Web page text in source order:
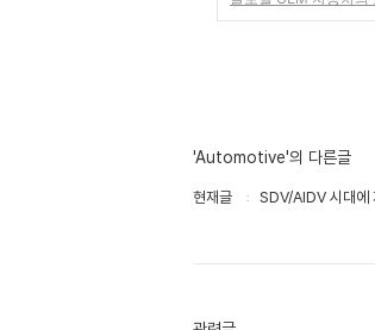
'Automotive'의 다른글
현재글 SDV/AIDV 시대에